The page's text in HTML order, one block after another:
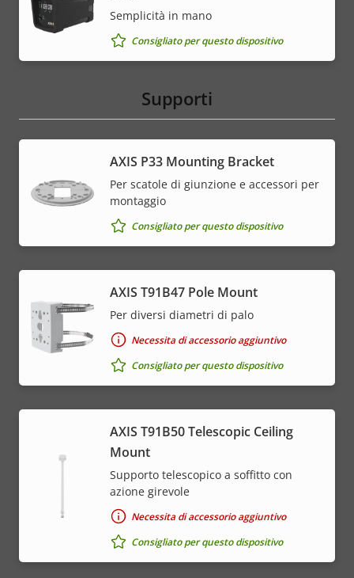
Semplicità in mano
Consigliato per questo dispositivo
Supporti
AXIS P33 Mounting Bracket
Per scatole di giunzione e accessori per
montaggio
Consigliato per questo dispositivo
AXIS T91B47 Pole Mount
Per diversi diametri di palo
Necessita di accessorio aggiuntivo
Consigliato per questo dispositivo
AXIS T91B50 Telescopic Ceiling
Mount
Supporto telescopico a soffitto con
azione girevole
Necessita di accessorio aggiuntivo
Consigliato per questo dispositivo